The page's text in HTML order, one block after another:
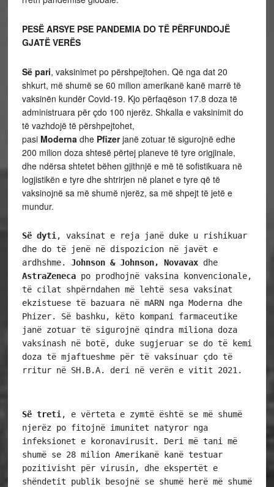
PESË ARSYEPSE PANDEMIA DO TË PËRFUNDOJË
GJATË VERËS
Së pari, vaksinimet po përshpejtohen. Që nga dat 20
shkurt, më shumë se 60 milion amerikanë kanë marrë të
vaksinën kundër Covid-19. Kjo përfaqëson 17.8 doza të
administruara për çdo 100 njerëz. Shkalla e vaksinimit do
të vazhdojë të përshpejtohet,
pasi Modernadhe Pfizerjanë zotuar të sigurojnë edhe
200 milion doza shtesë përtej planeve të tyre origjinale,
dhe ndërsa shtetet bëhen gjithnjë e më të sofistikuara në
logjistikën e tyre dhe shtrirjen në planet e tyre që të
vaksinojnë sa më shumë njerëz, sa më shpejt të jetë e
mundur.
Së dyti , vaksinat e reja janë duke u rishikuar
dhe do të jenë në dispozicion në javët e
ardhshme. Johnson & Johnson, Novavax dhe
AstraZeneca po prodhojnë vaksina konvencionale,
të cilat shpërndahen më lehtë sesa vaksinat
ekzistuese të bazuara në mARN nga Moderna dhe
Phizer. Së bashku, këto kompani farmaceutike
janë zotuar të sigurojnë qindra miliona doza
vaksinash në botë, duke sugjeruar se do të kemi
doza të mjaftueshme për të vaksinuar çdo të
rritur në SH.B.A. deri në verën e vitit 2021.
Së treti , e vërteta e zymtë është se më shumë
njerëz po fitojnë imunitet natyror nga
infeksionet e koronavirusit. Deri më tani më
shumë se 28 milion Amerikanë kanë testuar
pozitivisht për virusin, dhe ekspertët e
shëndetit publik besojnë se shumë herë më shumë